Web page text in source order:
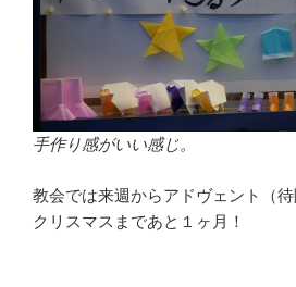
手作り感がいい感じ。
教会では来週からアドヴェント（待
クリスマスまであと１ヶ月！